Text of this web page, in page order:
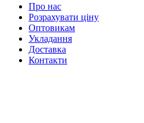
Про нас
Розрахувати ціну
Оптовикам
Укладання
Доставка
Контакти